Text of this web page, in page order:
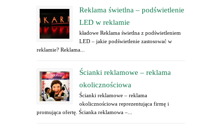
Reklama świetlna – podświetlenie
LED w reklamie
kładowe Reklama świetlna z podświetleniem
LED – jakie podświetlenie zastosować w
reklamie? Reklama...
Ścianki reklamowe – reklama
okolicznościowa
Ścianki reklamowe – reklama
okolicznościowa reprezentująca firmę i
promująca ofertę. Ścianka reklamowa –...